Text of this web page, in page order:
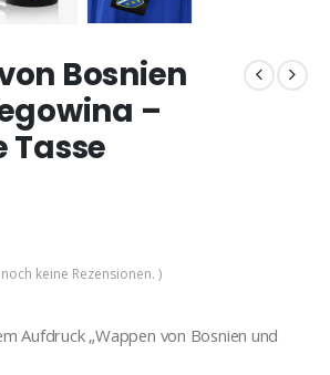
Bosnien
–
Tasse
keine Rezensionen. )
Aufdruck „Wappen von Bosnien und